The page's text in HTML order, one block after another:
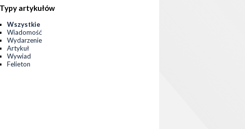
Typy artykułów
Wszystkie
Wiadomość
Wydarzenie
Artykuł
Wywiad
Felieton